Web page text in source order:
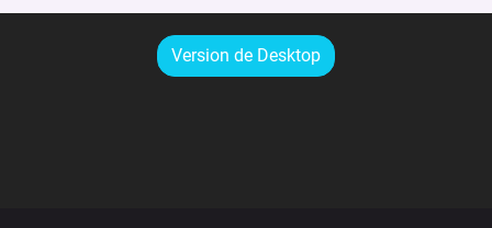
Version de Desktop